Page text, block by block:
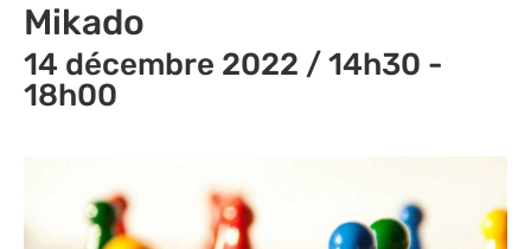
Mikado
14 décembre 2022 / 14h30 -
18h00